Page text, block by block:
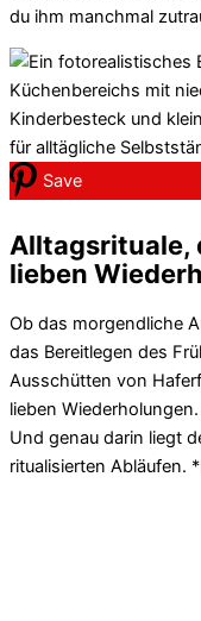
du ihm manchmal
Save
Alltagsrituale,
lieben
Ob das morgendliche
das Bereitlegen des
Ausschütten von
lieben
Und genau darin liegt
ritualisierten Abläufen.